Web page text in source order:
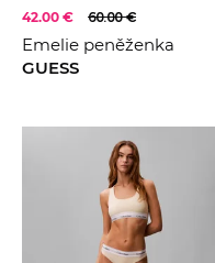
42.00 € 60.00 €
Emelie peněženka
GUESS